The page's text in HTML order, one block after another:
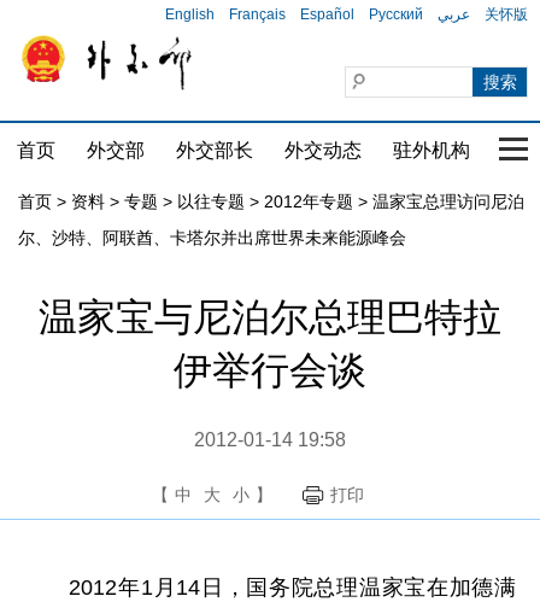
English Français Español Русский عربي 关怀版
首页 外交部 外交部长 外交动态 驻外机构 国
首页 > 资料 > 专题 > 以往专题 > 2012年专题 > 温家宝总理访问尼泊
尔、沙特、阿联酋、卡塔尔并出席世界未来能源峰会
温家宝与尼泊尔总理巴特拉
伊举行会谈
2012-01-14 19:58
【 中 大 小 】 打印
2012年1月14日，国务院总理温家宝在加德满